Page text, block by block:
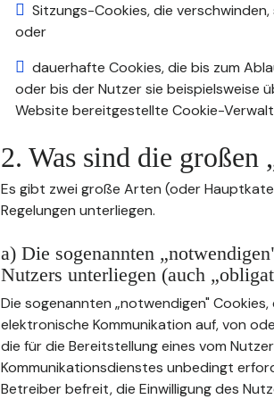
Sitzungs-Cookies, die
oder
dauerhafte Cookies, die bis zum
oder bis der Nutzer sie beispielsweise
Website bereitgestellte Cookie-
2. Was sind die
Es gibt zwei große Arten (oder
Regelungen unterliegen.
a) Die sogenannten
Nutzers unterliegen (auch
Die sogenannten „notwendigen"
elektronische Kommunikation auf, von
die für die Bereitstellung eines vom
Kommunikationsdienstes unbedingt
Betreiber befreit, die Einwilligung des